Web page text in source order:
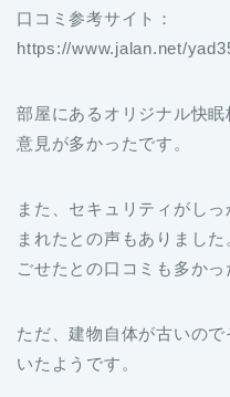
https://www.jalan.net/
意見が多かったです。
まれたとの声もありまし
ごせたとの口コミも多かっ
いたようです。